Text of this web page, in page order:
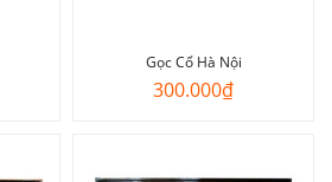
Gọc Cổ Hà Nội
300.000₫